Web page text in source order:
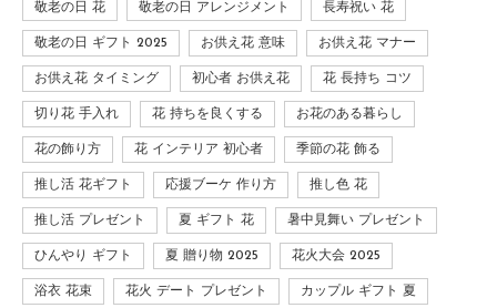
敬老の日 花 敬老の日 アレンジメント 長寿祝い 花
敬老の日 ギフト 2025 お供え花 意味 お供え花 マナー
お供え花 タイミング 初心者 お供え花 花 長持ち コツ
切り花 手入れ 花 持ちを良くする お花のある暮らし
花の飾り方 花 インテリア 初心者 季節の花 飾る
推し活 花ギフト 応援ブーケ 作り方 推し色 花
推し活 プレゼント 夏 ギフト 花 暑中見舞い プレゼント
ひんやり ギフト 夏 贈り物 2025 花火大会 2025
浴衣 花束 花火 デート プレゼント カップル ギフト 夏